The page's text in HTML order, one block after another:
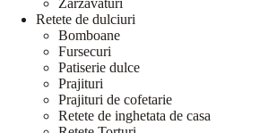
Zarzavaturi
Retete de dulciuri
Bomboane
Fursecuri
Patiserie dulce
Prajituri
Prajituri de cofetarie
Retete de inghetata de casa